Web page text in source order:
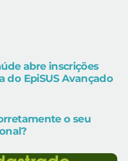
abre inscrições
do EpiSUS Avançado
o seu